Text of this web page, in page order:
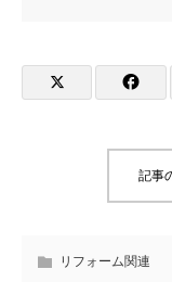
記事
リフォーム関連